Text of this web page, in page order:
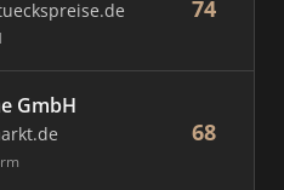
74
GmbH
68